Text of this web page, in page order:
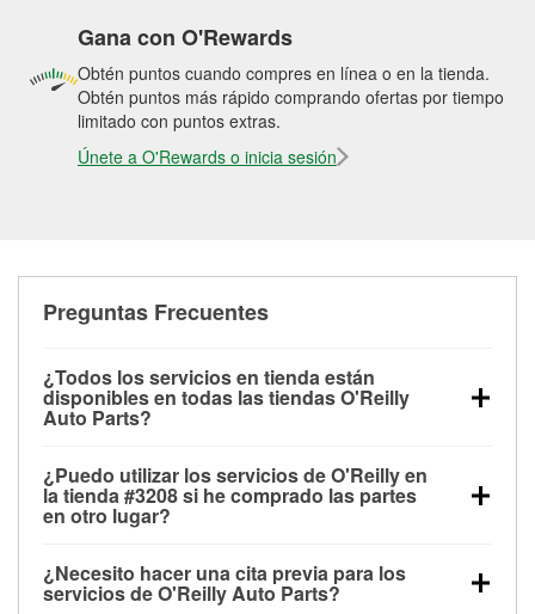
Gana con O'Rewards
Obtén puntos cuando compres en línea o en la tienda.
Obtén puntos más rápido comprando ofertas por tiempo
limitado con puntos extras.
Únete a O'Rewards o inicia sesión
Preguntas Frecuentes
¿Todos los servicios en tienda están
disponibles en todas las tiendas O'Reilly
Auto Parts?
las pruebas de batería, pruebas de alternador y
motor de arranque, revisión de la luz “Check Engine”
con O'Reilly VeriScan® e instalación de
limpiaparabrisas o bombillas, están disponibles en
todas las tiendas O'Reilly Auto Parts. La tienda
¿Puedo utilizar los servicios de O'Reilly en
la tienda #3208 si he comprado las partes
en otro lugar?
de O'Reilly Auto Parts que estén disponibles en la
¿Necesito hacer una cita previa para los
servicios de O'Reilly Auto Parts?